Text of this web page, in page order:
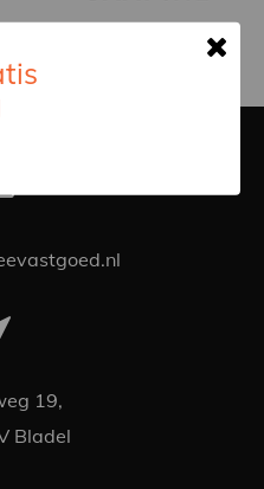
19,
Bladel